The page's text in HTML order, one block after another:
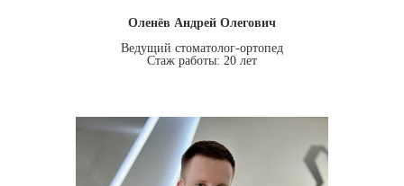
Оленёв Андрей Олегович
Ведущий стоматолог-ортопед
Стаж работы: 20 лет